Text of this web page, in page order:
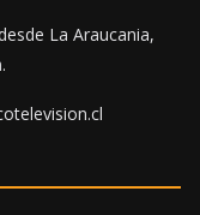
La Araucania,